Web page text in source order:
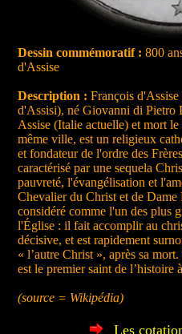
Dessin commémoratif : 800
d'Assise
Description : François
d'Assisi), né Giovanni di Pietro
Assise (Italie actuelle) et mort
même ville, est un religieux
et fondateur de l'ordre des
caractérisé par une sequela
pauvreté, l'évangélisation et
Chevalier du Christ et de Dame
considéré comme l'un des plus
l'Église : il fait accomplir au
décisive, et est rapidement
« l’autre Christ », après sa
est le premier saint de l’histoire
(source = Wikipédia)
Les